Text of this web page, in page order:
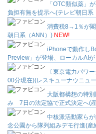
「OTC類似薬」
負担有無を提示へ(テレビ朝日系
消費税8→1％が
朝日系（ANN）) NEW!
iPhoneで動作し
Preview」が登場、ローカルAI
〔東京電力パワ
00分現在)(レスキューナウニュ
大阪都構想の特
み 7日の法定協で正式決定へ(
中核派活動家ら
念公園から隊列組みデモ行進(産